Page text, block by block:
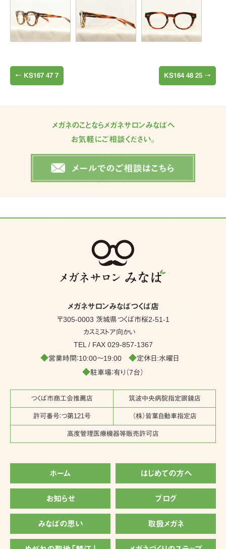
← KS167 47 7 KS164 48 25 →
メガネのことならメガネサロンみなばへ
お気軽にご相談ください。
メガネサロンみなばつくば店
〒305-0003 茨城県つくば市桜2-51-1
カスミストア向かい
TEL / FAX 029-857-1367
◆営業時間：10:00～19:00 ◆定休日:水曜日
◆駐車場：有り（7台）
つくば市商工会推薦店 筑波中央病院指定眼鏡店
許可番号：つ第121号 （株）皆葉自動車指定店
高度管理医療機器等販売許可店
ホーム はじめての方へ
お知らせ ブログ
みなばの思い 取扱メガネ